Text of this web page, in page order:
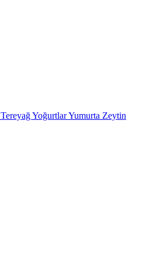
TereyağYoğurtlarYumurta Zeytin